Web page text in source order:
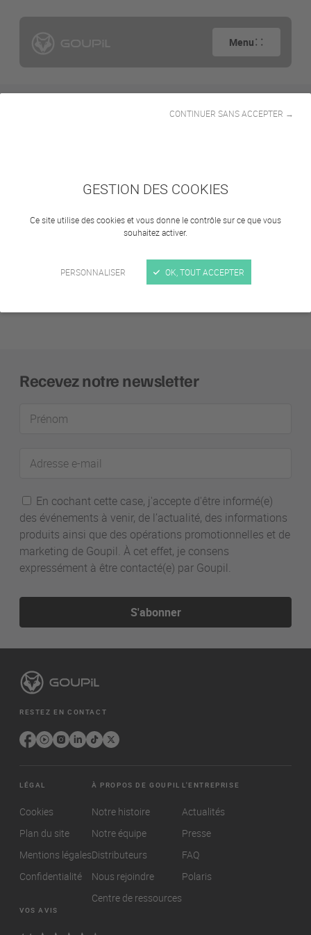
GESTION DES COOKIES
Ce site utilise des cookies et vous donne le contrôle sur ce que vous
souhaitez activer.
PERSONNALISER
CONTINUER SANS ACCEPTER →
OK, TOUT ACCEPTER
Menu
Se connecter
Recevez notre newsletter
Prénom
Adresse
En cochant cette case, j'accepte d'être informé(e)
des événements à venir, de l’actualité, des informations
produits ainsi que des opérations promotionnelles et de
marketing de Goupil. À cet effet, je consens
expressément à être contacté(e) par Goupil.
S'abonner
RESTEZ EN CONTACT
LÉGAL
Cookies
Plan du site
Mentions légales
Confidentialité
À PROPOS DE GOUPIL
Notre histoire
Notre équipe
Distributeurs
Nous rejoindre
Centre de ressources
L'ENTREPRISE
Actualités
Presse
FAQ
Polaris
VOS AVIS